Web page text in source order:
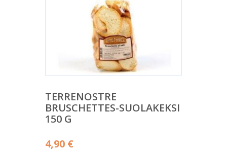
TERRENOSTRE
BRUSCHETTES-SUOLAKEKSI
150 G
4,90 €